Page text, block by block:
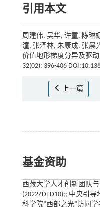
引用本文
周建伟, 吴华, 许童, 陈琳
潼, 张泽林, 朱康成, 张晨
价值地形梯度分异及驱动
32(02): 396-406
上一篇
基金资助
西藏大学人才创新团队
(2022ZDTD10);; 中央引导
科学院“西部之光”访问